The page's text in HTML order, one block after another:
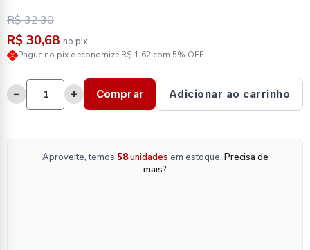
R$ 32,30
R$ 30,68 no pix
Pague no pix e economize R$ 1,62 com 5% OFF
− + Comprar Adicionar ao carrinho
Aproveite, temos 58unidades em estoque. Precisa de
mais?